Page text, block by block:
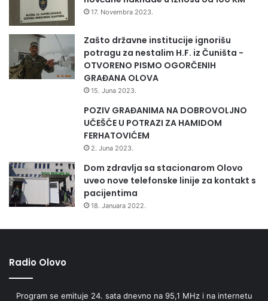
17. Novembra 2023.
Zašto državne institucije ignorišu
potragu za nestalim H.F. iz Čuništa -
OTVORENO PISMO OGORČENIH
GRAĐANA OLOVA
15. Juna 2023.
POZIV GRAĐANIMA NA DOBROVOLJNO
UČEŠĆE U POTRAZI ZA HAMIDOM
FERHATOVIĆEM
2. Juna 2023.
Dom zdravlja sa stacionarom Olovo
uveo nove telefonske linije za kontakt s
pacijentima
18. Januara 2022.
Radio Olovo
Program se emituje 24. sata dnevno na 95,1 MHz i na internetu